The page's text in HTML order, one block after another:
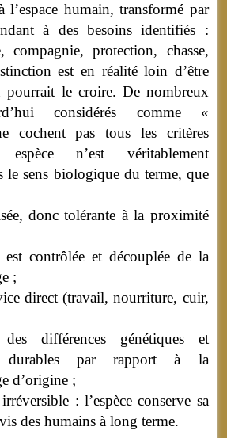
l’espace humain, transformé par
à des besoins identifiés :
compagnie, protection, chasse,
est en réalité loin d’être
pourrait le croire. De nombreux
considérés comme «
cochent pas tous les critères
n’est véritablement
le sens biologique du terme, que
donc tolérante à la proximité
contrôlée et découplée de la
;
direct (travail, nourriture, cuir,
différences génétiques et
durables par rapport à la
d’origine ;
: l’espèce conserve sa
des humains à long terme.